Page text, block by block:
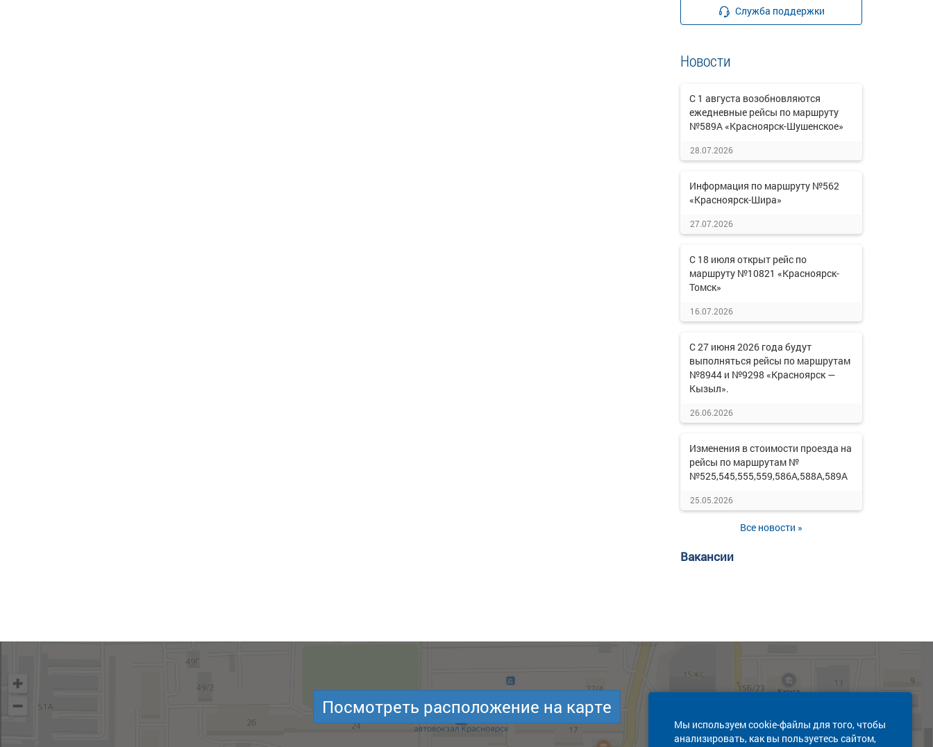
Служба поддержки
Новости
С 1 августа возобновляются
ежедневные рейсы по маршруту
№589А «Красноярск-Шушенское»
28.07.2026
Информация по маршруту №562
«Красноярск-Шира»
27.07.2026
С 18 июля открыт рейс по
маршруту №10821 «Красноярск-
Томск»
16.07.2026
С 27 июня 2026 года будут
выполняться рейсы по маршрутам
№8944 и №9298 «Красноярск —
Кызыл».
26.06.2026
Изменения в стоимости проезда на
рейсы по маршрутам №
№525,545,555,559,586А,588А,589А
25.05.2026
Все новости »
Вакансии
Мы используем cookie-файлы для того, чтобы
анализировать, как вы пользуетесь сайтом,
Посмотреть расположение на карте